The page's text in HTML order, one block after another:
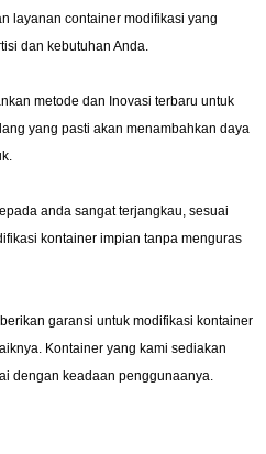
layanan container modifikasi yang
dan kebutuhan Anda.
metode dan Inovasi terbaru untuk
yang pasti akan menambahkan daya
anda sangat terjangkau, sesuai
kontainer impian tanpa menguras
garansi untuk modifikasi kontainer
Kontainer yang kami sediakan
dengan keadaan penggunaanya.